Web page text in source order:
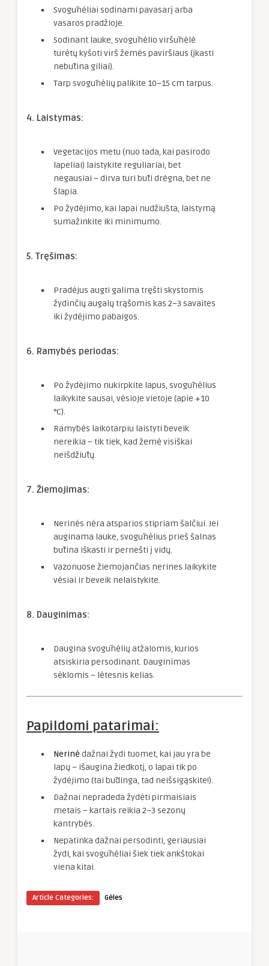
Svogūnėliai sodinami pavasarį arba
vasaros pradžioje.
Sodinant lauke, svogūnėlio viršūnėlė
turėtų kyšoti virš žemės paviršiaus (įkasti
nebūtina giliai).
Tarp svogūnėlių palikite 10–15 cm tarpus.
4. Laistymas:
Vegetacijos metu (nuo tada, kai pasirodo
lapeliai) laistykite reguliariai, bet
negausiai – dirva turi būti drėgna, bet ne
šlapia.
Po žydėjimo, kai lapai nudžiūsta, laistymą
sumažinkite iki minimumo.
5. Tręšimas:
Pradėjus augti galima tręšti skystomis
žydinčių augalų trąšomis kas 2–3 savaites
iki žydėjimo pabaigos.
6. Ramybės periodas:
Po žydėjimo nukirpkite lapus, svogūnėlius
laikykite sausai, vėsioje vietoje (apie +10
°C).
Ramybės laikotarpiu laistyti beveik
nereikia – tik tiek, kad žemė visiškai
neišdžiūtų.
7. Žiemojimas:
Nerinės nėra atsparios stipriam šalčiui. Jei
auginama lauke, svogūnėlius prieš šalnas
būtina iškasti ir pernešti į vidų.
Vazonuose žiemojančias nerines laikykite
vėsiai ir beveik nelaistykite.
8. Dauginimas:
Daugina svogūnėlių atžalomis, kurios
atsiskiria persodinant. Dauginimas
sėklomis – lėtesnis kelias.
Papildomi patarimai:
Nerinė dažnai žydi tuomet, kai jau yra be
lapų – išaugina žiedkotį, o lapai tik po
žydėjimo (tai būdinga, tad neišsigąskite!).
Dažnai nepradeda žydėti pirmaisiais
metais – kartais reikia 2–3 sezonų
kantrybės.
Nepatinka dažnai persodinti, geriausiai
žydi, kai svogūnėliai šiek tiek ankštokai
viena kitai.
Article Categories: Gėles